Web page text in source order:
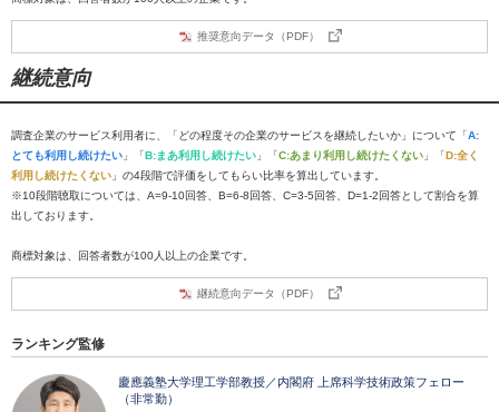
推奨意向データ（PDF）
継続意向
調査企業のサービス利用者に、「どの程度その企業のサービスを継続したいか」について「A:
とても利用し続けたい 」「B:まあ利用し続けたい 」「C:あまり利用し続けたくない 」「D:全く
利用し続けたくない 」の4段階で評価をしてもらい比率を算出しています。
※10段階聴取については、A=9-10回答、B=6-8回答、C=3-5回答、D=1-2回答として割合を算
出しております。
商標対象は、回答者数が100人以上の企業です。
継続意向データ（PDF）
ランキング監修
慶應義塾大学理工学部教授／内閣府 上席科学技術政策フェロー
（非常勤）